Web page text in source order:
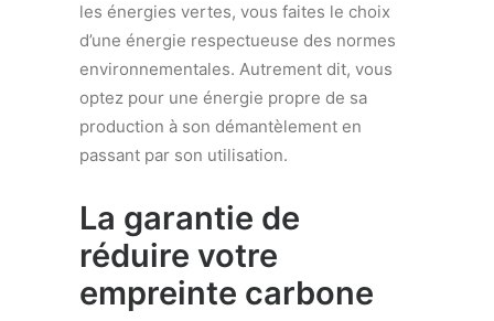
les énergies vertes, vous faites le choix
d’une énergie respectueuse des normes
environnementales. Autrement dit, vous
optez pour une énergie propre de sa
production à son démantèlement en
passant par son utilisation.
La garantie de
réduire votre
empreinte carbone